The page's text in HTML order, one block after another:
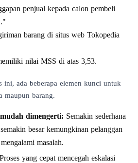
penjual kepada calon pembeli
barang di situs web Tokopedia
nilai MSS di atas 3,53.
ini, ada beberapa elemen kunci untuk
maupun barang.
dimengerti: Semakin sederhana
besar kemungkinan pelanggan
masalah.
Proses yang cepat mencegah eskalasi